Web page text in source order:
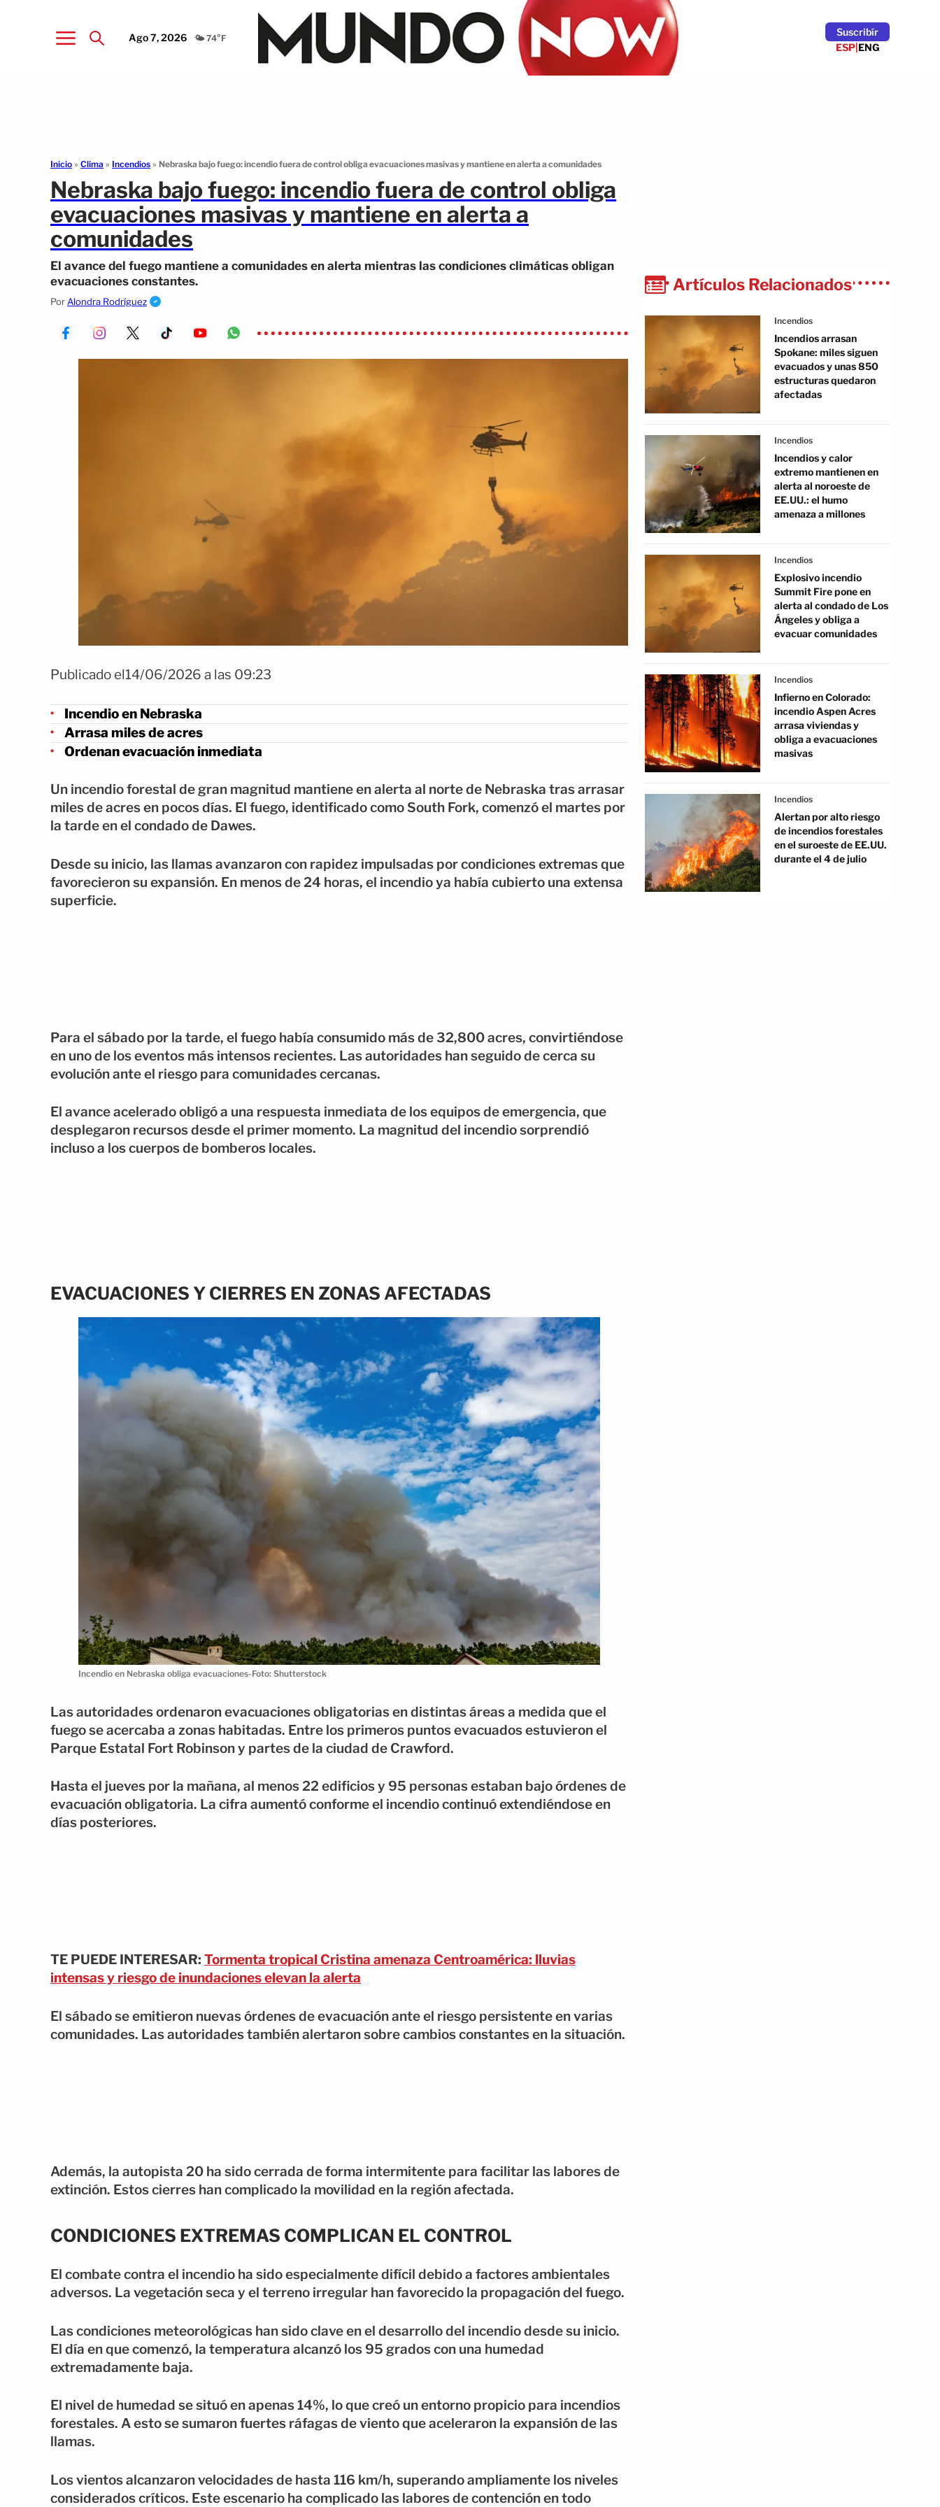
Ago 7, 2026 🌤️ 74°F
Suscribír
ESP|ENG
Inicio » Clima » Incendios » Nebraska bajo fuego: incendio fuera de control obliga evacuaciones masivas y mantiene en alerta a comunidades
Nebraska bajo fuego: incendio fuera de control obliga
evacuaciones masivas y mantiene en alerta a
comunidades
El avance del fuego mantiene a comunidades en alerta mientras las condiciones climáticas obligan
evacuaciones constantes.
Por Alondra Rodríguez
Publicado el14/06/2026 a las 09:23
Incendio en Nebraska
Arrasa miles de acres
Ordenan evacuación inmediata
Un incendio forestal de gran magnitud mantiene en alerta al norte de Nebraska tras arrasar
miles de acres en pocos días. El fuego, identificado como South Fork, comenzó el martes por
la tarde en el condado de Dawes.
Desde su inicio, las llamas avanzaron con rapidez impulsadas por condiciones extremas que
favorecieron su expansión. En menos de 24 horas, el incendio ya había cubierto una extensa
superficie.
Para el sábado por la tarde, el fuego había consumido más de 32,800 acres, convirtiéndose
en uno de los eventos más intensos recientes. Las autoridades han seguido de cerca su
evolución ante el riesgo para comunidades cercanas.
El avance acelerado obligó a una respuesta inmediata de los equipos de emergencia, que
desplegaron recursos desde el primer momento. La magnitud del incendio sorprendió
incluso a los cuerpos de bomberos locales.
EVACUACIONES Y CIERRES EN ZONAS AFECTADAS
Incendio en Nebraska obliga evacuaciones-Foto: Shutterstock
Las autoridades ordenaron evacuaciones obligatorias en distintas áreas a medida que el
fuego se acercaba a zonas habitadas. Entre los primeros puntos evacuados estuvieron el
Parque Estatal Fort Robinson y partes de la ciudad de Crawford.
Hasta el jueves por la mañana, al menos 22 edificios y 95 personas estaban bajo órdenes de
evacuación obligatoria. La cifra aumentó conforme el incendio continuó extendiéndose en
días posteriores.
TE PUEDE INTERESAR: Tormenta tropical Cristina amenaza Centroamérica: lluvias
intensas y riesgo de inundaciones elevan la alerta
El sábado se emitieron nuevas órdenes de evacuación ante el riesgo persistente en varias
comunidades. Las autoridades también alertaron sobre cambios constantes en la situación.
Además, la autopista 20 ha sido cerrada de forma intermitente para facilitar las labores de
extinción. Estos cierres han complicado la movilidad en la región afectada.
CONDICIONES EXTREMAS COMPLICAN EL CONTROL
El combate contra el incendio ha sido especialmente difícil debido a factores ambientales
adversos. La vegetación seca y el terreno irregular han favorecido la propagación del fuego.
Las condiciones meteorológicas han sido clave en el desarrollo del incendio desde su inicio.
El día en que comenzó, la temperatura alcanzó los 95 grados con una humedad
extremadamente baja.
El nivel de humedad se situó en apenas 14%, lo que creó un entorno propicio para incendios
forestales. A esto se sumaron fuertes ráfagas de viento que aceleraron la expansión de las
llamas.
Los vientos alcanzaron velocidades de hasta 116 km/h, superando ampliamente los niveles
considerados críticos. Este escenario ha complicado las labores de contención en todo
Artículos Relacionados
Incendios
Incendios arrasan
Spokane: miles siguen
evacuados y unas 850
estructuras quedaron
afectadas
Incendios
Incendios y calor
extremo mantienen en
alerta al noroeste de
EE.UU.: el humo
amenaza a millones
Incendios
Explosivo incendio
Summit Fire pone en
alerta al condado de Los
Ángeles y obliga a
evacuar comunidades
Incendios
Infierno en Colorado:
incendio Aspen Acres
arrasa viviendas y
obliga a evacuaciones
masivas
Incendios
Alertan por alto riesgo
de incendios forestales
en el suroeste de EE.UU.
durante el 4 de julio